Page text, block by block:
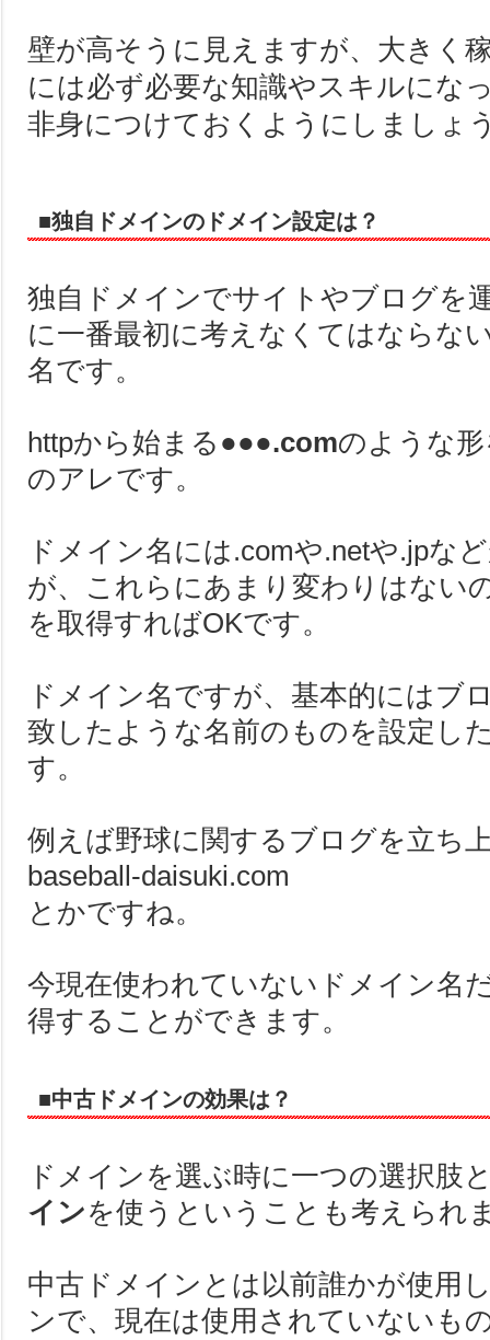
壁が高そうに見えますが、大きく
には必ず必要な知識やスキルにな
非身につけておくようにしましょ
■独自ドメインのドメイン設定は？
独自ドメインでサイトやブログを
に一番最初に考えなくてはならな
名です。
httpから始まる ●●●.comのような
のアレです。
ドメイン名には.comや.netや.jpな
が、これらにあまり変わりはない
を取得すればOKです。
ドメイン名ですが、基本的にはブ
致したような名前のものを設定し
す。
例えば野球に関するブログを立ち
baseball-daisuki.com
とかですね。
今現在使われていないドメイン名
得することができます。
■中古ドメインの効果は？
ドメインを選ぶ時に一つの選択肢
インを使うということも考えられ
中古ドメインとは以前誰かが使用
ンで、現在は使用されていないも